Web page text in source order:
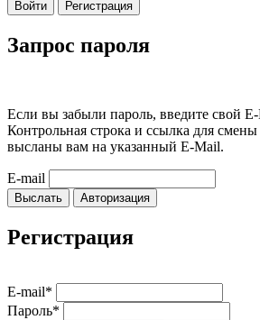
Войти Регистрация
Запрос пароля
Если вы забыли пароль, введите свой
Контрольная строка и ссылка для смены
высланы вам на указанный E-Mail.
E-mail
Выслать Авторизация
Регистрация
E-mail*
Пароль*